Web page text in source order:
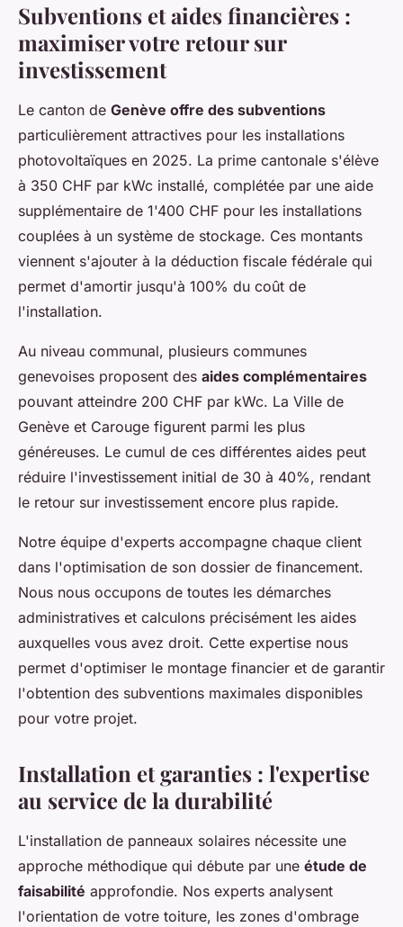
Subventions et aides financières :
maximiser votre retour sur
investissement
Le canton de Genève offre des subventions
particulièrement attractives pour les installations
photovoltaïques en 2025. La prime cantonale s'élève
à 350 CHF par kWc installé, complétée par une aide
supplémentaire de 1'400 CHF pour les installations
couplées à un système de stockage. Ces montants
viennent s'ajouter à la déduction fiscale fédérale qui
permet d'amortir jusqu'à 100% du coût de
l'installation.
Au niveau communal, plusieurs communes
genevoises proposent des aides complémentaires
pouvant atteindre 200 CHF par kWc. La Ville de
Genève et Carouge figurent parmi les plus
généreuses. Le cumul de ces différentes aides peut
réduire l'investissement initial de 30 à 40%, rendant
le retour sur investissement encore plus rapide.
Notre équipe d'experts accompagne chaque client
dans l'optimisation de son dossier de financement.
Nous nous occupons de toutes les démarches
administratives et calculons précisément les aides
auxquelles vous avez droit. Cette expertise nous
permet d'optimiser le montage financier et de garantir
l'obtention des subventions maximales disponibles
pour votre projet.
Installation et garanties : l'expertise
au service de la durabilité
L'installation de panneaux solaires nécessite une
approche méthodique qui débute par une étude de
faisabilité approfondie. Nos experts analysent
l'orientation de votre toiture, les zones d'ombrage